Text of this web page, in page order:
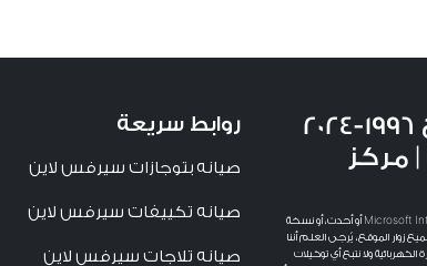
روابط سريعة
صيانه بتوجازات سيرفس لاين
صيانه تكييفات سيرفس لاين
صيانه تلاجات سيرفس لاين
حقوق الطبع والنسخ 1996-2024
مركز
يُفضَّل عرض هذا الموقع باستخدام Microsoft Internet Explorer 11 أو أحدث، أو نسخة
الموقع، يُرجى العلم أننا
ولا نتبع أي توكيلات